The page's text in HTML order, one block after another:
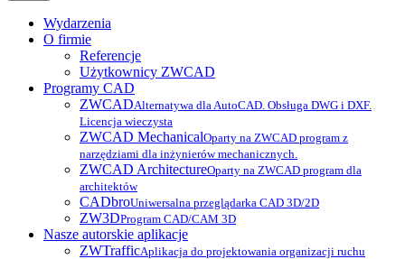
Wydarzenia
O firmie
Referencje
Użytkownicy ZWCAD
Programy CAD
ZWCADAlternatywa dla AutoCAD. Obsługa DWG i DXF.
Licencja wieczysta
ZWCAD MechanicalOparty na ZWCAD program z
narzędziami dla inżynierów mechanicznych.
ZWCAD ArchitectureOparty na ZWCAD program dla
architektów
CADbroUniwersalna przeglądarka CAD 3D/2D
ZW3DProgram CAD/CAM 3D
Nasze autorskie aplikacje
ZWTrafficAplikacja do projektowania organizacji ruchu